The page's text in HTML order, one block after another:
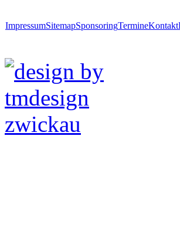
ImpressumSitemapSponsoringTermineKontakt